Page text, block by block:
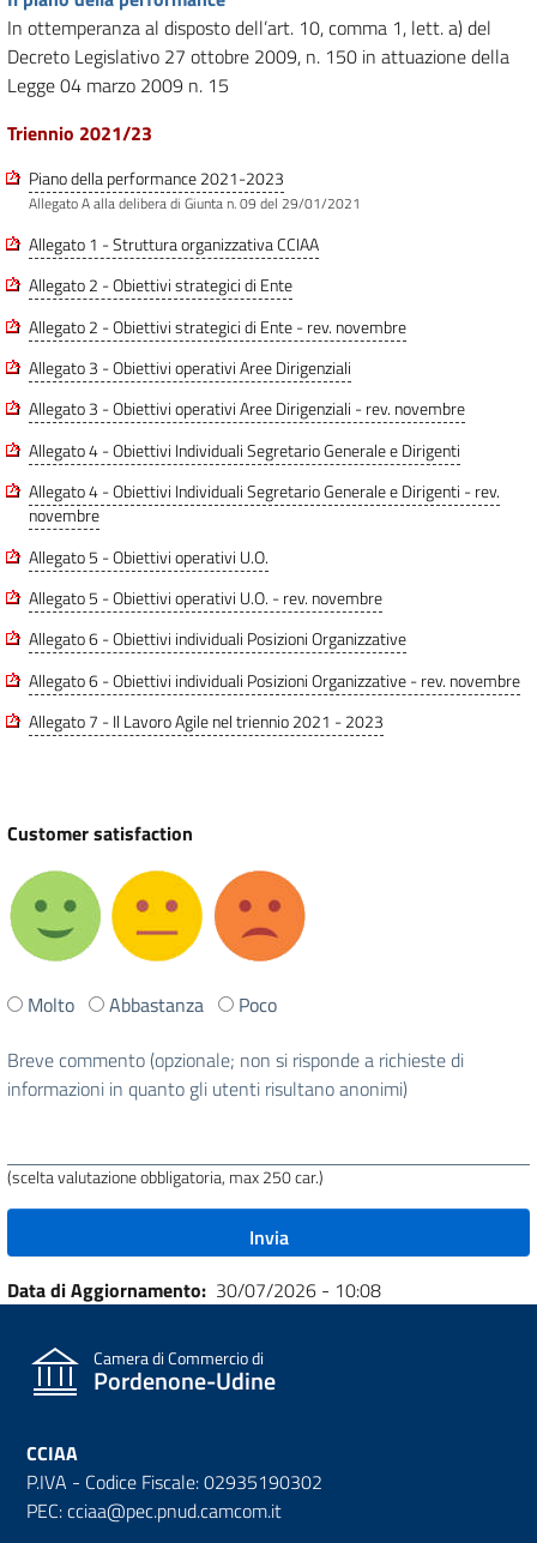
In ottemperanza al disposto dell’art. 10, comma 1, lett. a) del
Decreto Legislativo 27 ottobre 2009, n. 150 in attuazione della
Legge 04 marzo 2009 n. 15
Triennio 2021/23
Piano della performance 2021-2023
Allegato A alla delibera di Giunta n. 09 del 29/01/2021
Allegato 1 - Struttura organizzativa CCIAA
Allegato 2 - Obiettivi strategici di Ente
Allegato 2 - Obiettivi strategici di Ente - rev. novembre
Allegato 3 - Obiettivi operativi Aree Dirigenziali
Allegato 3 - Obiettivi operativi Aree Dirigenziali - rev. novembre
Allegato 4 - Obiettivi Individuali Segretario Generale e Dirigenti
Allegato 4 - Obiettivi Individuali Segretario Generale e Dirigenti - rev.
novembre
Allegato 5 - Obiettivi operativi U.O.
Allegato 5 - Obiettivi operativi U.O. - rev. novembre
Allegato 6 - Obiettivi individuali Posizioni Organizzative
Allegato 6 - Obiettivi individuali Posizioni Organizzative - rev. novembre
Allegato 7 - Il Lavoro Agile nel triennio 2021 - 2023
Customer satisfaction
Ti
stata
utile
Molto Abbastanza
Poco
Breve commento (opzionale; non si risponde a richieste di
informazioni in quanto gli utenti risultano anonimi)
(scelta valutazione obbligatoria, max 250 car.)
Data di Aggiornamento 30/07/2026 - 10:08
Camera di Commercio di
Pordenone-Udine
CCIAA
P.IVA - Codice Fiscale: 02935190302
PEC: cciaa@pec.pnud.camcom.it